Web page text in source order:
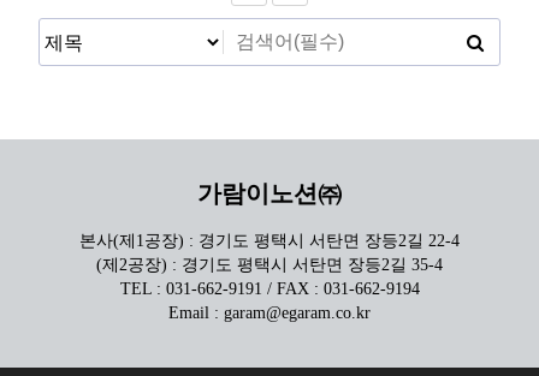
가람이노션㈜
본사(제1공장) : 경기도 평택시 서탄면 장등2길 22-4
(제2공장) : 경기도 평택시 서탄면 장등2길 35-4
TEL : 031-662-9191 / FAX : 031-662-9194
Email : garam@egaram.co.kr